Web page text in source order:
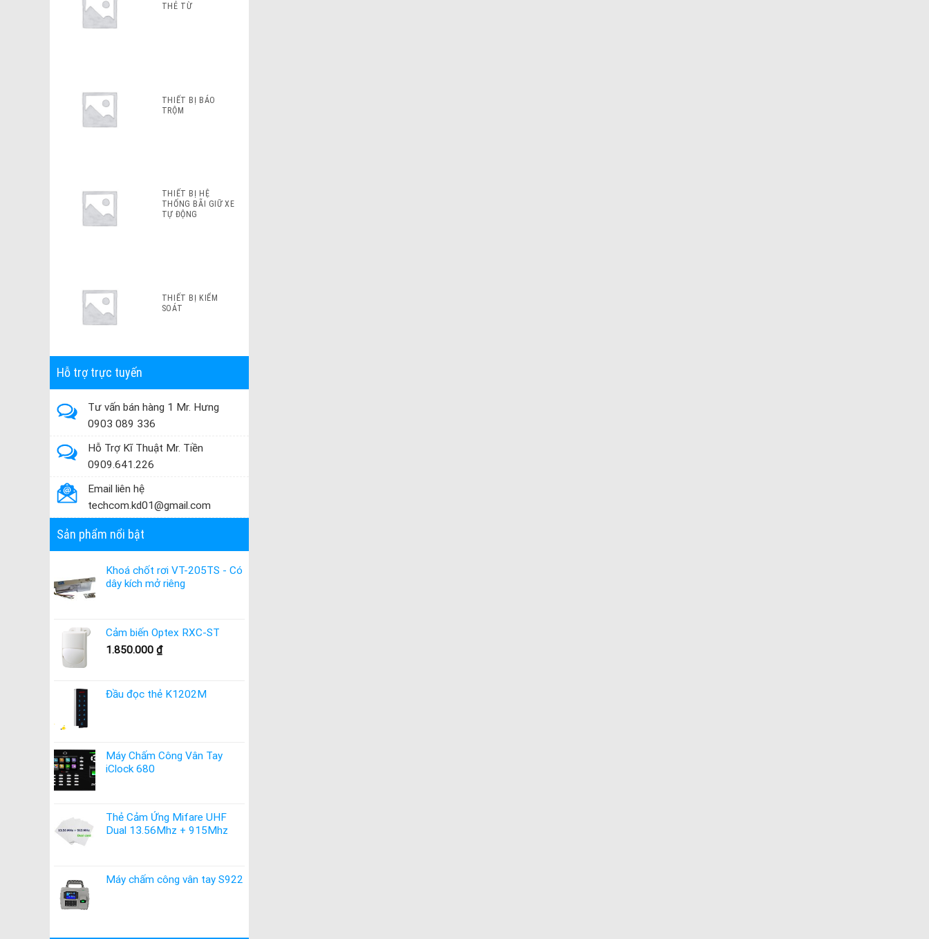
THẺ TỪ
THIẾT BỊ BÁO
TRỘM
THIẾT BỊ HỆ
THỐNG BÃI GIỮ XE
TỰ ĐỘNG
THIẾT BỊ KIỂM
SOÁT
Hỗ trợ trực tuyến
Tư vấn bán hàng 1 Mr. Hưng
0903 089 336
Hỗ Trợ Kĩ Thuật Mr. Tiền
0909.641.226
Email liên hệ
techcom.kd01@gmail.com
Sản phẩm nổi bật
Khoá chốt rơi VT-205TS - Có
dây kích mở riêng
Cảm biến Optex RXC-ST
1.850.000 ₫
Đầu đọc thẻ K1202M
Máy Chấm Công Vân Tay
iClock 680
Thẻ Cảm Ứng Mifare UHF
Dual 13.56Mhz + 915Mhz
Máy chấm công vân tay S922